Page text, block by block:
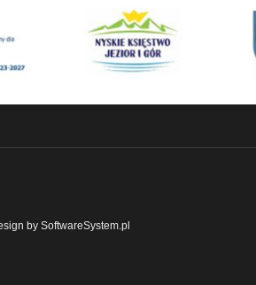
by SoftwareSystem.pl